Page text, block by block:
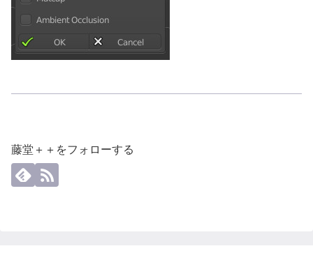
藤堂＋＋をフォローする